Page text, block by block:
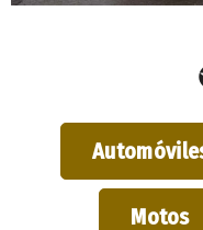
Motos